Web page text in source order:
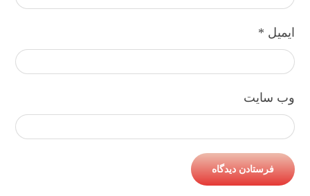
ایمیل *
وب‌ سایت